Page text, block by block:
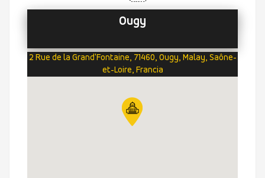
Ougy
2 Rue de la Grand'Fontaine, 71460, Ougy, Malay, Saône-
et-Loire, Francia